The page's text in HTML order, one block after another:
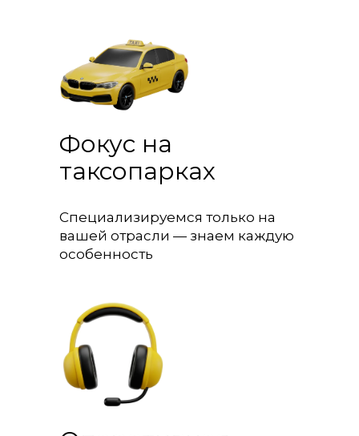
Специализируемся только на
вашей отрасли — знаем каждую
особенность
Фокус на
таксопарках